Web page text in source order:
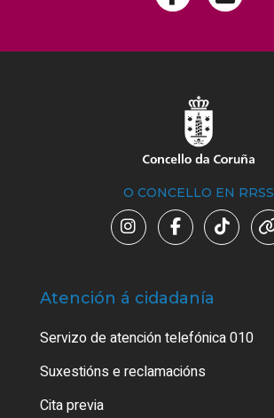
O CONCELLO EN RRSS
Atención á cidadanía
Servizo de atención telefónica 010
Suxestións e reclamacións
Cita previa